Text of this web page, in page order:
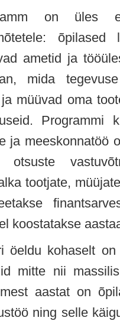
on üles
ametid ja
mida
müüvad oma
Programmi
ja meeskonnatöö
otsuste
tootjate,
koostatakse
öeldu kohaselt
mitte nii
aastat on
ning selle